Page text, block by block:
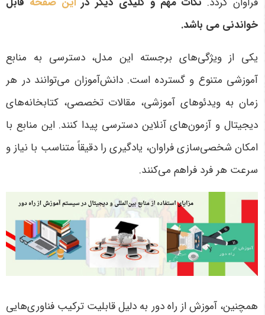
خواندنی می باشد.
یکی از ویژگی‌های برجسته این مدل، دسترسی به منابع
آموزشی متنوع و گسترده است. دانش‌آموزان می‌توانند در هر
زمان به ویدئوهای آموزشی، مقالات تخصصی، کتابخانه‌های
دیجیتال و آزمون‌های آنلاین دسترسی پیدا کنند. این منابع با
امکان شخصی‌سازی فراوان، یادگیری را دقیقاً متناسب با نیاز و
سرعت هر فرد فراهم می‌کنند.
همچنین، آموزش از راه دور به دلیل قابلیت ترکیب فناوری‌هایی